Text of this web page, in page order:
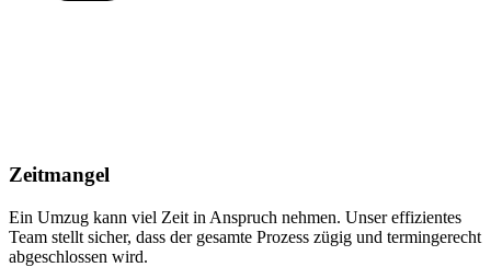
Zeitmangel
Ein Umzug kann viel Zeit in Anspruch nehmen. Unser effizientes
Team stellt sicher, dass der gesamte Prozess zügig und termingerecht
abgeschlossen wird.